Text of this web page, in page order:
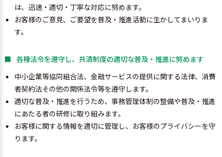
は、迅速・適切・丁寧な対応に努めます。
お客様のご意見、ご要望を普及・推進活動に生かしてまいりま
す。
各種法令を遵守し、共済制度の適切な普及・推進に努めます
中小企業等協同組合法、金融サービスの提供に関する法律、消費
者契約法その他の関係法令等を遵守します。
適切な普及・推進を行うため、事務管理体制の整備や普及・推進
にあたる者の研修に取り組みます。
お客様に関する情報を適切に管理し、お客様のプライバシーを守
ります。